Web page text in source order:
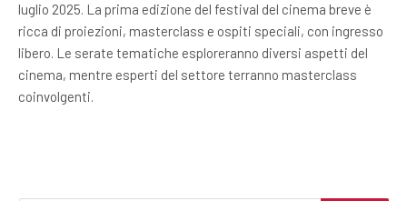
luglio 2025. La prima edizione del festival del cinema breve è
ricca di proiezioni, masterclass e ospiti speciali, con ingresso
libero. Le serate tematiche esploreranno diversi aspetti del
cinema, mentre esperti del settore terranno masterclass
coinvolgenti.